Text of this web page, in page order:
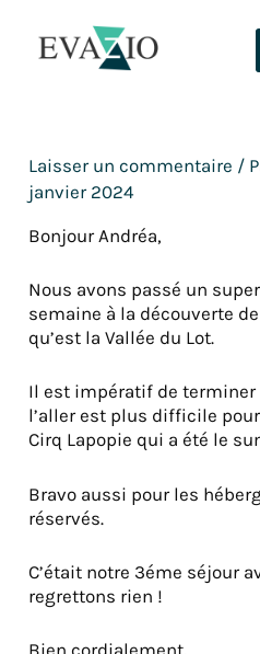
contenu
Laisser un commentaire /
janvier 2024
Bonjour Andréa,
Nous avons passé un
semaine à la découverte
qu’est la Vallée du Lot.
Il est impératif de
l’aller est plus difficile
Cirq Lapopie qui a été le
Bravo aussi pour les
réservés.
C’était notre 3éme séjour
regrettons rien !
Bien cordialement.